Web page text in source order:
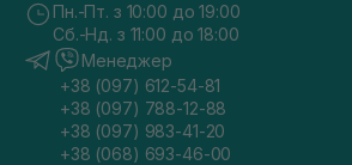
Пн.-Пт. з 10:00 до 19:00
Сб.-Нд. з 11:00 до 18:00
Менеджер
+38 (097) 612-54-81
+38 (097) 788-12-88
+38 (097) 983-41-20
+38 (068) 693-46-00